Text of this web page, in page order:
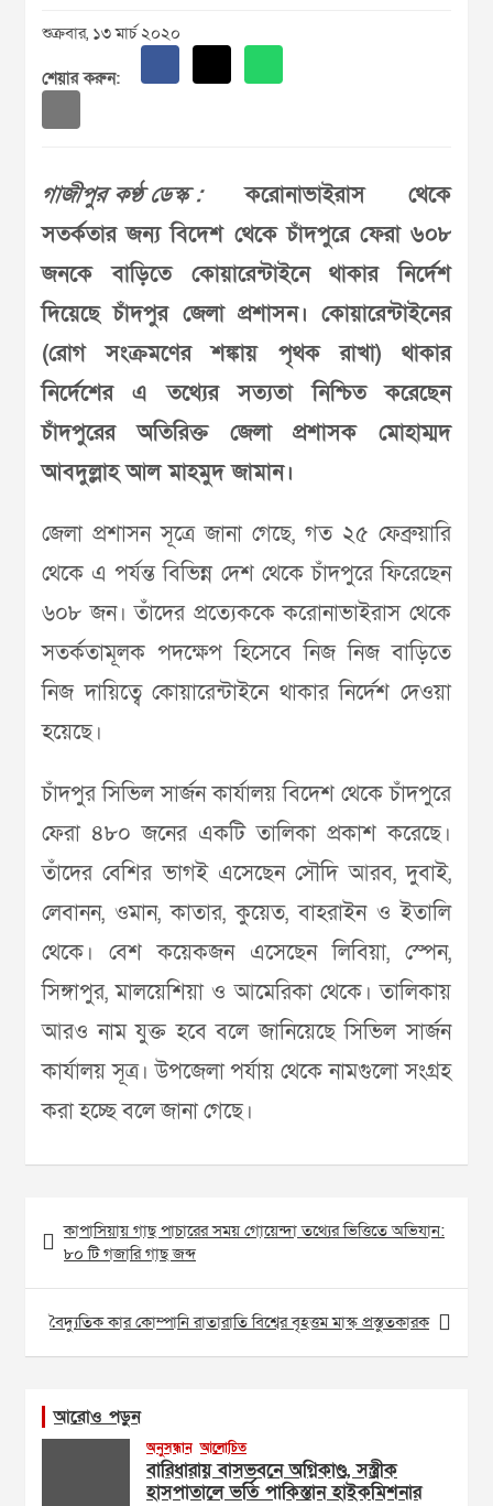
শুক্রবার, ১৩ মার্চ ২০২০
শেয়ার করুন:
গাজীপুর কণ্ঠ ডেস্ক :করোনাভাইরাস থেকে
সতর্কতার জন্য বিদেশ থেকে চাঁদপুরে ফেরা ৬০৮
জনকে বাড়িতে কোয়ারেন্টাইনে থাকার নির্দেশ
দিয়েছে চাঁদপুর জেলা প্রশাসন। কোয়ারেন্টাইনের
(রোগ সংক্রমণের শঙ্কায় পৃথক রাখা) থাকার
নির্দেশের এ তথ্যের সত্যতা নিশ্চিত করেছেন
চাঁদপুরের অতিরিক্ত জেলা প্রশাসক মোহাম্মদ
আবদুল্লাহ আল মাহমুদ জামান।
জেলা প্রশাসন সূত্রে জানা গেছে, গত ২৫ ফেব্রুয়ারি
থেকে এ পর্যন্ত বিভিন্ন দেশ থেকে চাঁদপুরে ফিরেছেন
৬০৮ জন। তাঁদের প্রত্যেককে করোনাভাইরাস থেকে
সতর্কতামূলক পদক্ষেপ হিসেবে নিজ নিজ বাড়িতে
নিজ দায়িত্বে কোয়ারেন্টাইনে থাকার নির্দেশ দেওয়া
হয়েছে।
চাঁদপুর সিভিল সার্জন কার্যালয় বিদেশ থেকে চাঁদপুরে
ফেরা ৪৮০ জনের একটি তালিকা প্রকাশ করেছে।
তাঁদের বেশির ভাগই এসেছেন সৌদি আরব, দুবাই,
লেবানন, ওমান, কাতার, কুয়েত, বাহরাইন ও ইতালি
থেকে। বেশ কয়েকজন এসেছেন লিবিয়া, স্পেন,
সিঙ্গাপুর, মালয়েশিয়া ও আমেরিকা থেকে। তালিকায়
আরও নাম যুক্ত হবে বলে জানিয়েছে সিভিল সার্জন
কার্যালয় সূত্র। উপজেলা পর্যায় থেকে নামগুলো সংগ্রহ
করা হচ্ছে বলে জানা গেছে।
navigation
কাপাসিয়ায় গাছ পাচারের সময় গোয়েন্দা তথ্যের ভিত্তিতে অভিযান:
৮০ টি গজারি গাছ জব্দ
বৈদ্যুতিক কার কোম্পানি রাতারাতি বিশ্বের বৃহত্তম মাস্ক প্রস্তুতকারক
আরোও পড়ুন
অনুসন্ধান আলোচিত
বারিধারায় বাসভবনে অগ্নিকাণ্ড, সস্ত্রীক
হাসপাতালে ভর্তি পাকিস্তান হাইকমিশনার